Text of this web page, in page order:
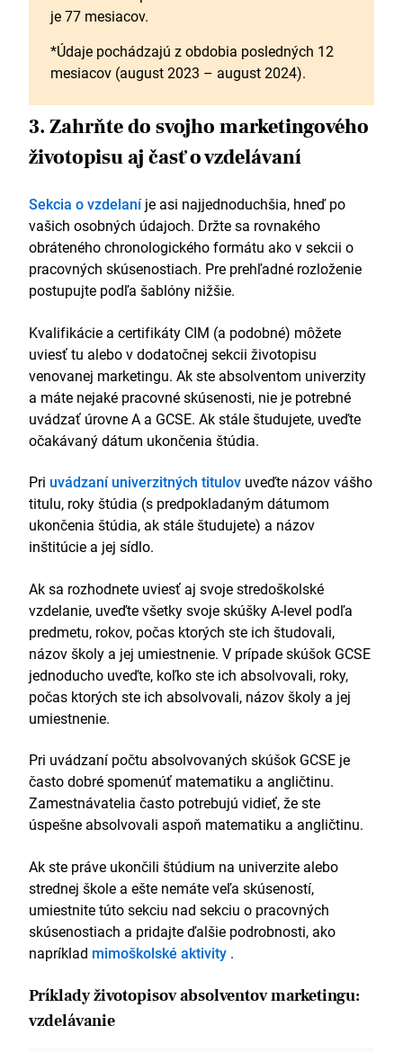
je 77 mesiacov.
*Údaje pochádzajú z obdobia posledných 12
mesiacov (august 2023 – august 2024).
3. Zahrňte do svojho marketingového
životopisu aj časť o vzdelávaní
Sekcia o vzdelaníje asi najjednoduchšia, hneď po
vašich osobných údajoch. Držte sa rovnakého
obráteného chronologického formátu ako v sekcii o
pracovných skúsenostiach. Pre prehľadné rozloženie
postupujte podľa šablóny nižšie.
Kvalifikácie a certifikáty CIM (a podobné) môžete
uviesť tu alebo v dodatočnej sekcii životopisu
venovanej marketingu. Ak ste absolventom univerzity
a máte nejaké pracovné skúsenosti, nie je potrebné
uvádzať úrovne A a GCSE. Ak stále študujete, uveďte
očakávaný dátum ukončenia štúdia.
Pri uvádzaní univerzitných titulov uveďte názov vášho
titulu, roky štúdia (s predpokladaným dátumom
ukončenia štúdia, ak stále študujete) a názov
inštitúcie a jej sídlo.
Ak sa rozhodnete uviesť aj svoje stredoškolské
vzdelanie, uveďte všetky svoje skúšky A-level podľa
predmetu, rokov, počas ktorých ste ich študovali,
názov školy a jej umiestnenie. V prípade skúšok GCSE
jednoducho uveďte, koľko ste ich absolvovali, roky,
počas ktorých ste ich absolvovali, názov školy a jej
umiestnenie.
Pri uvádzaní počtu absolvovaných skúšok GCSE je
často dobré spomenúť matematiku a angličtinu.
Zamestnávatelia často potrebujú vidieť, že ste
úspešne absolvovali aspoň matematiku a angličtinu.
Ak ste práve ukončili štúdium na univerzite alebo
strednej škole a ešte nemáte veľa skúseností,
umiestnite túto sekciu nad sekciu o pracovných
skúsenostiach a pridajte ďalšie podrobnosti, ako
napríklad mimoškolské aktivity .
Príklady životopisov absolventov marketingu:
vzdelávanie